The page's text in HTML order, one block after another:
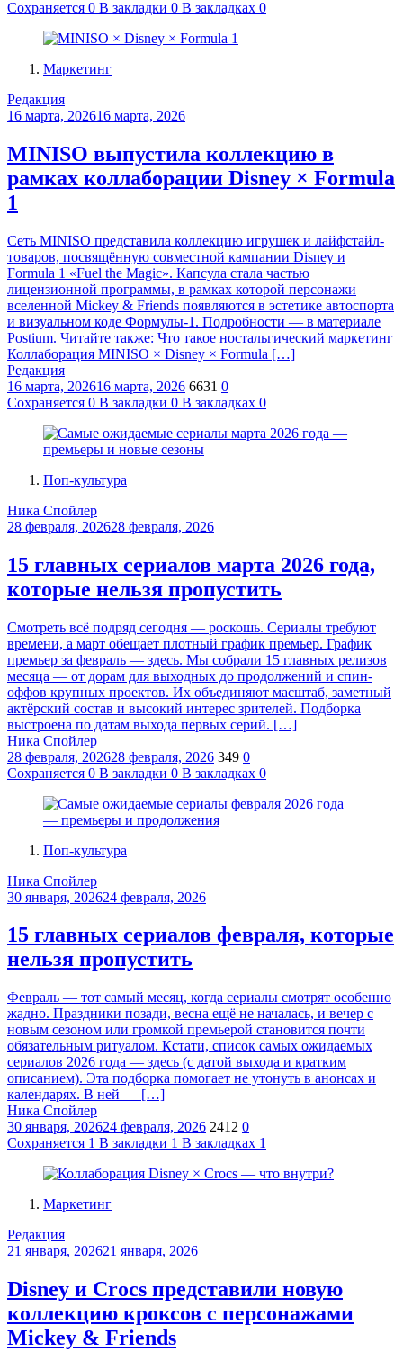
Сохраняется 0 В закладки 0 В закладках 0
Маркетинг
Редакция
16 марта, 202616 марта, 2026
MINISO выпустила коллекцию в
рамках коллаборации Disney × Formula
1
Сеть MINISO представила коллекцию игрушек и лайфстайл-
товаров, посвящённую совместной кампании Disney и
Formula 1 «Fuel the Magic». Капсула стала частью
лицензионной программы, в рамках которой персонажи
вселенной Mickey & Friends появляются в эстетике автоспорта
и визуальном коде Формулы-1. Подробности — в материале
Postium. Читайте также: Что такое ностальгический маркетинг
Коллаборация MINISO × Disney × Formula […]
Редакция
16 марта, 202616 марта, 2026 6631 0
Сохраняется 0 В закладки 0 В закладках 0
Поп-культура
Ника Спойлер
28 февраля, 202628 февраля, 2026
15 главных сериалов марта 2026 года,
которые нельзя пропустить
Смотреть всё подряд сегодня — роскошь. Сериалы требуют
времени, а март обещает плотный график премьер. График
премьер за февраль — здесь. Мы собрали 15 главных релизов
месяца — от дорам для выходных до продолжений и спин-
оффов крупных проектов. Их объединяют масштаб, заметный
актёрский состав и высокий интерес зрителей. Подборка
выстроена по датам выхода первых серий. […]
Ника Спойлер
28 февраля, 202628 февраля, 2026 349 0
Сохраняется 0 В закладки 0 В закладках 0
Поп-культура
Ника Спойлер
30 января, 202624 февраля, 2026
15 главных сериалов февраля, которые
нельзя пропустить
Февраль — тот самый месяц, когда сериалы смотрят особенно
жадно. Праздники позади, весна ещё не началась, и вечер с
новым сезоном или громкой премьерой становится почти
обязательным ритуалом. Кстати, список самых ожидаемых
сериалов 2026 года — здесь (с датой выхода и кратким
описанием). Эта подборка помогает не утонуть в анонсах и
календарях. В ней — […]
Ника Спойлер
30 января, 202624 февраля, 2026 2412 0
Сохраняется 1 В закладки 1 В закладках 1
Маркетинг
Редакция
21 января, 202621 января, 2026
Disney и Crocs представили новую
коллекцию кроксов с персонажами
Mickey & Friends